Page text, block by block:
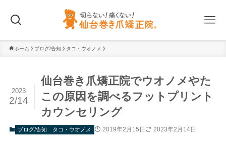
ホーム ブログ/告知 タコ・ウオノメ
仙台巻き爪矯正院でウオノメやた
この原因を調べるフットプリント
カウンセリング
2023
2/14
ブログ/告知 タコ・ウオノメ 2019年2月15日 2023年2月14日